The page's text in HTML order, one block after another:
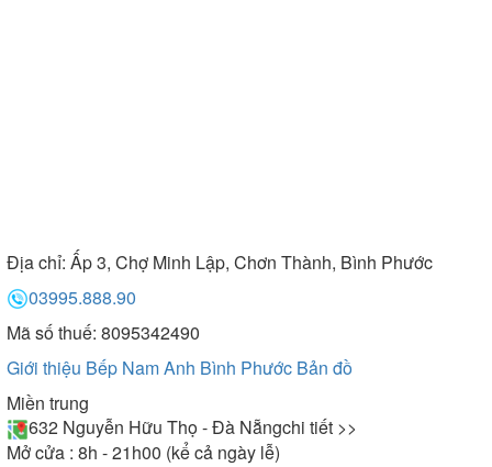
Địa chỉ: Ấp 3, Chợ Minh Lập, Chơn Thành, Bình Phước
03995.888.90
Mã số thuế: 8095342490
Giới thiệu Bếp Nam Anh Bình Phước Bản đồ
Miền trung
632 Nguyễn Hữu Thọ - Đà Nẵngchi tiết >>
Mở cửa : 8h - 21h00 (kể cả ngày lễ)